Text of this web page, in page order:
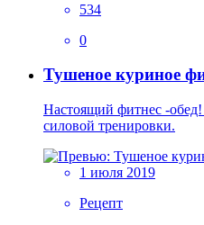
534
0
Тушеное куриное
Настоящий фитнес -
силовой тренировки.
1 июля 2019
Рецепт